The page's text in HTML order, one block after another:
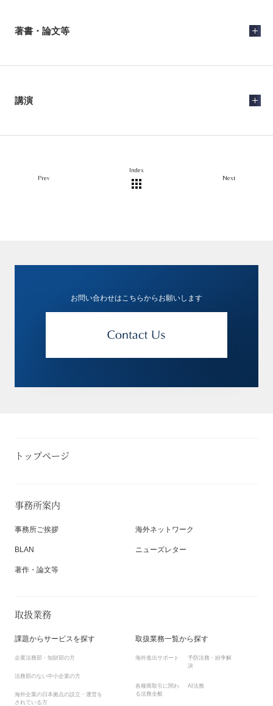
著書・論文等
講演
Prev
Index
Next
お問い合わせはこちらからお願いします
トップページ
事務所案内
事務所ご挨拶 海外ネットワーク
BLAN ニューズレター
著作・論文等
取扱業務
課題からサービスを探す
企業法務部・知財部の方
法務部のない中小企業の方
海外企業の日本拠点の設立・運営を
されている方
取扱業務一覧から探す
海外進出サポート
予防法務・紛争解
決
各種商取引に関わ
る法務全般
AI法務